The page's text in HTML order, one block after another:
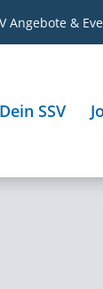
Angebote &
Dein SSV